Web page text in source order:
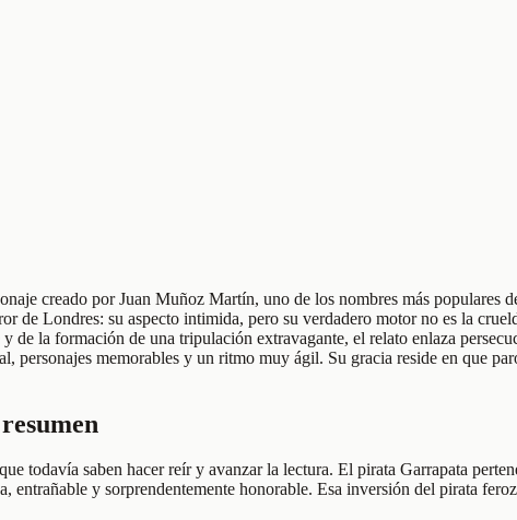
creado por Juan Muñoz Martín, uno de los nombres más
de Londres: su aspecto intimida, pero su verdadero motor no es la
la formación de una tripulación extravagante, el relato enlaza
memorables y un ritmo muy ágil. Su gracia reside en que
todavía saben hacer reír y avanzar la lectura. El pirata Garrapata
y sorprendentemente honorable. Esa inversión del pirata